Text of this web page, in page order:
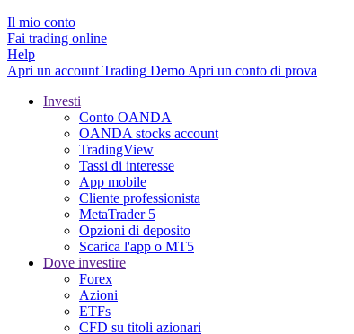
Il mio conto
Fai trading online
Help
Apri un account Trading Demo Apri un conto di prova
Investi
Conto OANDA
OANDA stocks account
TradingView
Tassi di interesse
App mobile
Cliente professionista
MetaTrader 5
Opzioni di deposito
Scarica l'app o MT5
Dove investire
Forex
Azioni
ETFs
CFD su titoli azionari